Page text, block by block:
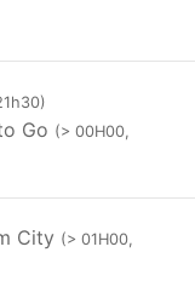
Go (> 00H00,
City (> 01H00,